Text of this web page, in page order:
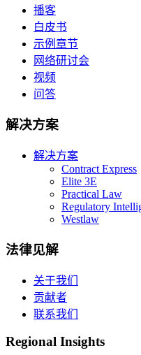
播客
白皮书
示例章节
网络研讨会
视频
问答
解决方案
解决方案
Contract Express
Elite 3E
Practical Law
Regulatory
Westlaw
法律见解
关于我们
贡献者
联系我们
Regional Insights